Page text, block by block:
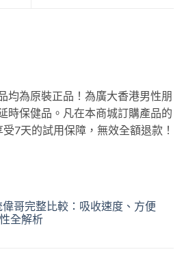
均為原裝正品！為廣大香港男性朋
時保健品。凡在本商城訂購產品的
7天的試用保障，無效全額退款！
偉哥完整比較：吸收速度、方便
全解析